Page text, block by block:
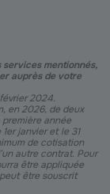
mentionnés,
auprès de votre
2024.
en 2026, de deux
année
janvier et le 31
de cotisation
autre contrat. Pour
être appliquée
être souscrit